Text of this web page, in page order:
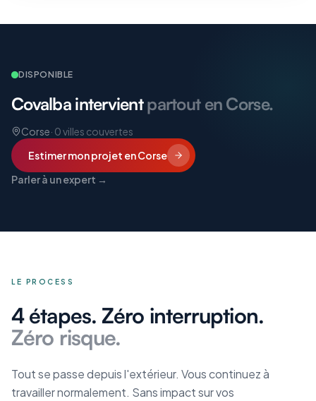
DISPONIBLE
Covalba intervientpartout en Corse.
Corse· 0villes couvertes
Estimer mon projet en Corse
Parler à un expert →
LE PROCESS
4 étapes. Zéro interruption.
Zéro risque.
Tout se passe depuis l'extérieur. Vous continuez à
travailler normalement. Sans impact sur vos